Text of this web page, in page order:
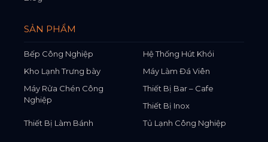
SẢN PHẨM
Bếp Công Nghiệp
Hệ Thống Hút Khói
Kho Lạnh Trưng bày
Máy Làm Đá Viên
Máy Rửa Chén Công
Nghiệp
Thiết Bị Bar – Cafe
Thiết Bị Inox
Thiết Bị Làm Bánh
Tủ Lạnh Công Nghiệp